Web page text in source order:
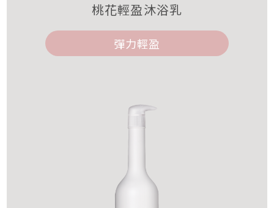
桃花輕盈沐浴乳
彈力輕盈